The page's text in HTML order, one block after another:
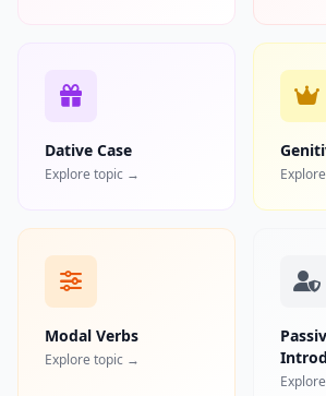
Dative Case
Explore topic →
Modal Verbs
Explore topic →